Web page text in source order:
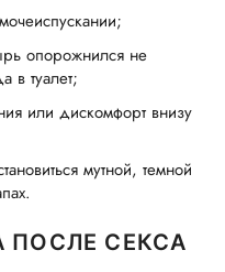
опорожнился не
в туалет;
или дискомфорт внизу
мутной, темной
ПОСЛЕ СЕКСА